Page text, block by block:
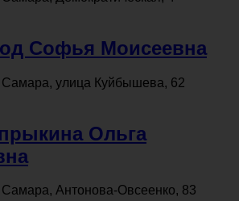
Софья Моисеевна
Самара, улица Куйбышева, 62
Ольга
Антонова-Овсеенко, 83